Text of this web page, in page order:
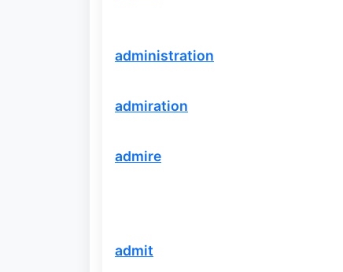
administration
admiration
admire
admit